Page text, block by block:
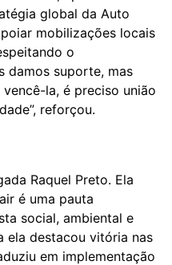
global da Auto
mobilizações locais
o
damos suporte, mas
la, é preciso união
reforçou.
Raquel Preto. Ela
é uma pauta
social, ambiental e
ela destacou vitória nas
em implementação